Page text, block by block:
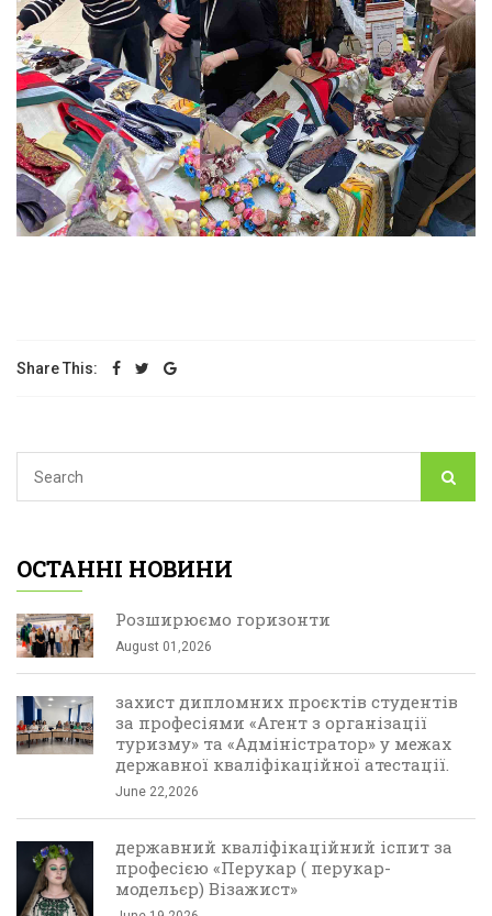
Share This:
ОСТАННІ НОВИНИ
Розширюємо горизонти
August 01,2026
захист дипломних проєктів студентів
за професіями «Агент з організації
туризму» та «Адміністратор» у межах
державної кваліфікаційної атестації.
June 22,2026
державний кваліфікаційний іспит за
професією «Перукар ( перукар-
модельєр) Візажист»